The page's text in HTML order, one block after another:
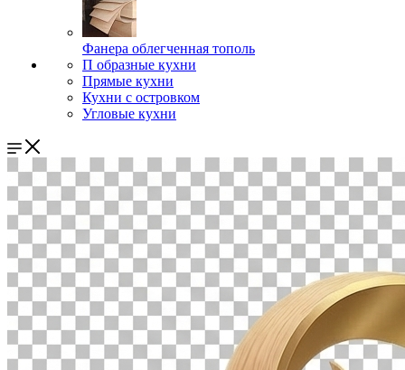
Фанера облегченная тополь
П образные кухни
Прямые кухни
Кухни с островком
Угловые кухни